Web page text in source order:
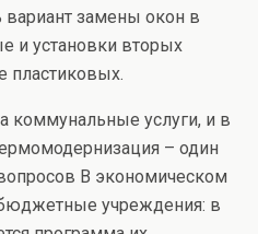
замены окон в
и установки вторых
пластиковых.
коммунальные услуги, и в
– один
В экономическом
учреждения: в